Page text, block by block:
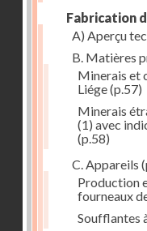
Fabrication
A) Aperçu
B. Matières
Minerais et
Liége(p.57)
Minerais
(1) avec
(p.58)
C. Appareils
Production
fourneaux
Soufflantes